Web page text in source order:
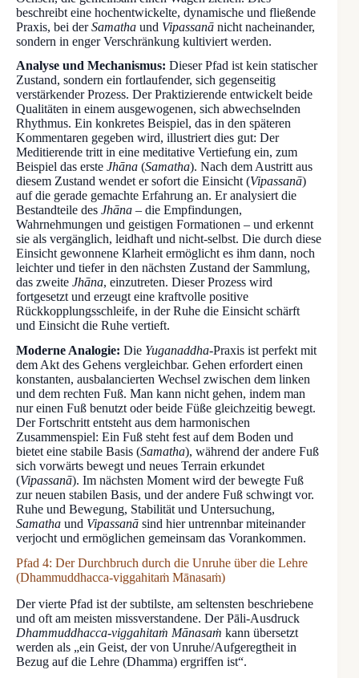
beschreibt eine hochentwickelte, dynamische und fließende
Praxis, bei derSamatha und Vipassanā nicht nacheinander,
sondern in enger Verschränkung kultiviert werden.
Analyse und Mechanismus: Dieser Pfad ist kein statischer
Zustand, sondern ein fortlaufender, sich gegenseitig
verstärkender Prozess. Der Praktizierende entwickelt beide
Qualitäten in einem ausgewogenen, sich abwechselnden
Rhythmus. Ein konkretes Beispiel, das in den späteren
Kommentaren gegeben wird, illustriert dies gut: Der
Meditierende tritt in eine meditative Vertiefung ein, zum
Beispiel das erste Jhāna (Samatha). Nach dem Austritt aus
diesem Zustand wendet er sofort die Einsicht (Vipassanā)
auf die gerade gemachte Erfahrung an. Er analysiert die
Bestandteile des Jhāna – die Empfindungen,
Wahrnehmungen und geistigen Formationen – und erkennt
sie als vergänglich, leidhaft und nicht-selbst. Die durch diese
Einsicht gewonnene Klarheit ermöglicht es ihm dann, noch
leichter und tiefer in den nächsten Zustand der Sammlung,
das zweite Jhāna, einzutreten. Dieser Prozess wird
fortgesetzt und erzeugt eine kraftvolle positive
Rückkopplungsschleife, in der Ruhe die Einsicht schärft
und Einsicht die Ruhe vertieft.
Moderne Analogie: Die Yuganaddha-Praxis ist perfekt mit
dem Akt des Gehens vergleichbar. Gehen erfordert einen
konstanten, ausbalancierten Wechsel zwischen dem linken
und dem rechten Fuß. Man kann nicht gehen, indem man
nur einen Fuß benutzt oder beide Füße gleichzeitig bewegt.
Der Fortschritt entsteht aus dem harmonischen
Zusammenspiel: Ein Fuß steht fest auf dem Boden und
bietet eine stabile Basis (Samatha), während der andere Fuß
sich vorwärts bewegt und neues Terrain erkundet
(Vipassanā). Im nächsten Moment wird der bewegte Fuß
zur neuen stabilen Basis, und der andere Fuß schwingt vor.
Ruhe und Bewegung, Stabilität und Untersuchung,
Samatha und Vipassanā sind hier untrennbar miteinander
verjocht und ermöglichen gemeinsam das Vorankommen.
Pfad 4: Der Durchbruch durch die Unruhe über die Lehre
(Dhammuddhacca-viggahitaṁ Mānasaṁ)
Der vierte Pfad ist der subtilste, am seltensten beschriebene
und oft am meisten missverstandene. Der Pāli-Ausdruck
Dhammuddhacca-viggahitaṁ Mānasaṁ kann übersetzt
werden als „ein Geist, der von Unruhe/Aufgeregtheit in
Bezug auf die Lehre (Dhamma) ergriffen ist“.